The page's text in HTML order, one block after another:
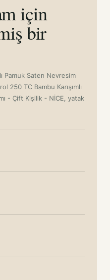
için
bir
Pamuk Saten Nevresim
250 TC Bambu Karışımlı
- Çift Kişilik - NİCE, yatak